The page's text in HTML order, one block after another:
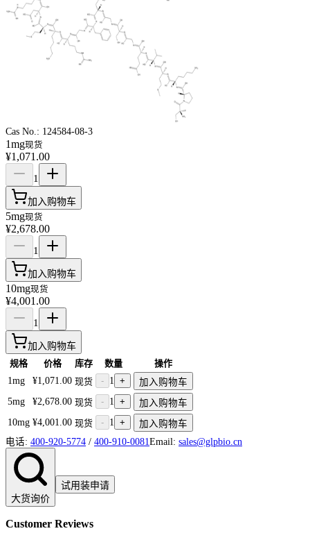
Cas No.: 124584-08-3
1mg现货
¥1,071.00
1
加入购物车
5mg现货
¥2,678.00
1
加入购物车
10mg现货
¥4,001.00
1
加入购物车
规格 价格 库存 数量
操作
1mg
¥1,071.00 现货 - 1 +
加入购物车
5mg
¥2,678.00 现货 - 1 +
加入购物车
10mg ¥4,001.00 现货 - 1 +
加入购物车
电话: 400-920-5774 / 400-910-0081 Email: sales@glpbio.cn
大货询价
试用装申请
Customer Reviews